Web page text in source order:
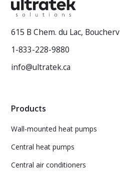
615 B Chem. du Lac,
1-833-228-9880
info@ultratek.ca
Products
Wall-mounted heat pumps
Central heat pumps
Central air conditioners